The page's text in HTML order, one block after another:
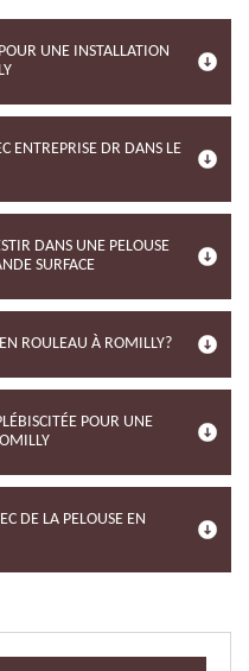
UNE INSTALLATION
ENTREPRISE DR DANS LE
DANS UNE PELOUSE
SURFACE
ROULEAU À ROMILLY?
POUR UNE
DE LA PELOUSE EN